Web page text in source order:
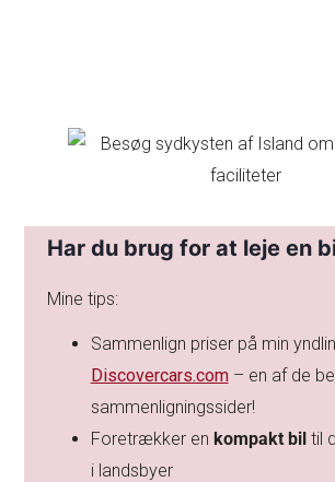
Har du brug for at leje en
Mine tips:
Sammenlign priser på min
Discovercars.com – en af de
sammenligningssider!
Foretrækker en kompakt biltil
i landsbyer